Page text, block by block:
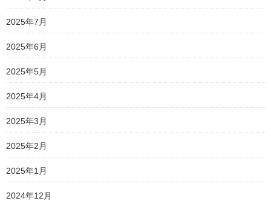
2025年7月
2025年6月
2025年5月
2025年4月
2025年3月
2025年2月
2025年1月
2024年12月